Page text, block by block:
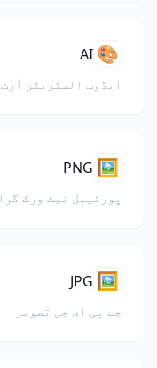
🎨
AI
ایڈوب السٹریٹر
🖼️
PNG
پورٹیبل نیٹ ورک
🖼️
JPG
جے پی ای جی تصویر